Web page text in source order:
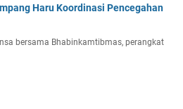
Haru Koordinasi Pencegahan
bersama Bhabinkamtibmas, perangkat